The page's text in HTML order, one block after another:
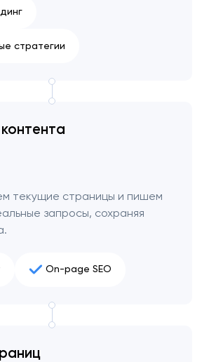
стратегии
текущие страницы и пишем
запросы, сохраняя
On-page SEO